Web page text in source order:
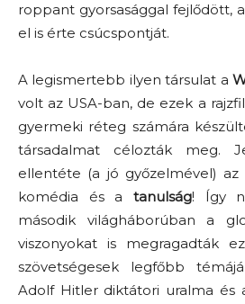
roppant gyorsasággal fejlődött,
el is érte csúcspontját.
A legismertebb ilyen társulat a
volt az USA-ban, de ezek a
gyermeki réteg számára
társadalmat célozták meg.
ellentéte (a jó győzelmével) az
komédia és a tanulság! Így
második világháborúban a
viszonyokat is megragadták
szövetségesek legfőbb
Adolf Hitler diktátori uralma és